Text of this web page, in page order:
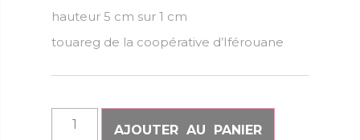
hauteur 5 cm sur 1 cm
touareg de la coopérative d’Iférouane
AJOUTER AU PANIER